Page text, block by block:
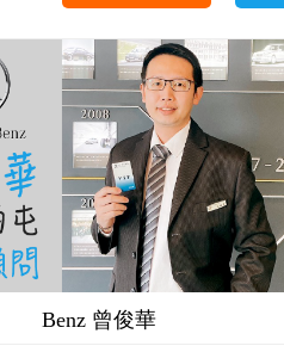
Benz 曾俊華